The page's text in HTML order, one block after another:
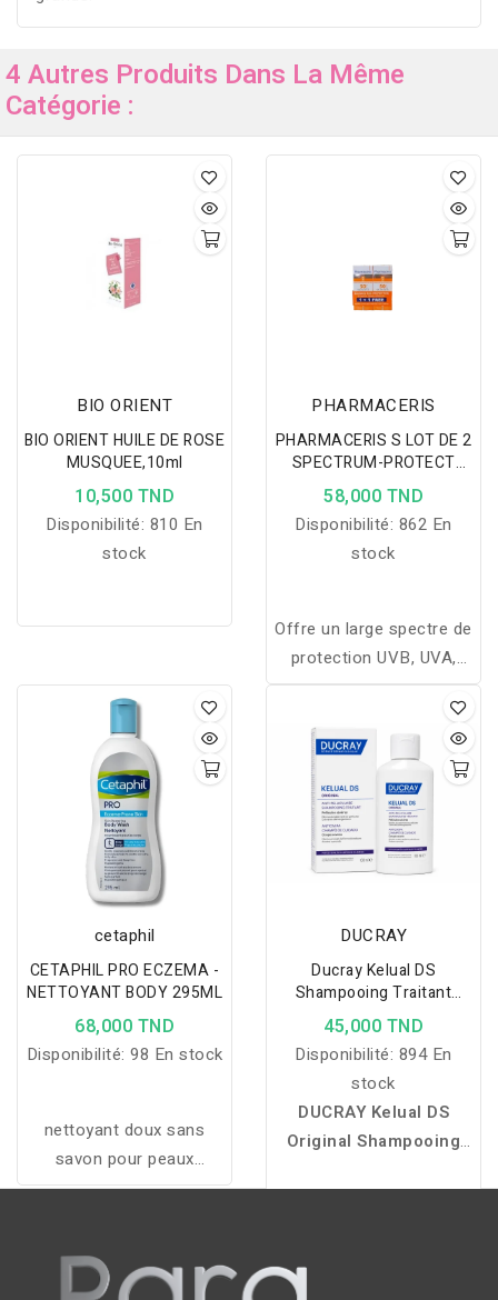
4 Autres Produits Dans La Même
Catégorie :
BIO ORIENT
BIO ORIENT HUILE DE ROSE
MUSQUEE,10ml
10,500 TND
Disponibilité: 810 En
stock
PHARMACERIS
PHARMACERIS S LOT DE 2
SPECTRUM-PROTECT
CRÈME HAUTE
PROTECTION SPF50+
50ML*2
58,000 TND
Disponibilité: 862 En
stock
Offre un large spectre de
protection UVB, UVA,
HEV, IR. Cette crème
possède une texture non
collante, à absorption
rapide, ne graisse pas la
peau, ne cause pas de
points noirs et n'obstrue
pas les pores.
cetaphil
CETAPHIL PRO ECZEMA -
NETTOYANT BODY 295ML
68,000 TND
Disponibilité: 98 En stock
nettoyant doux sans
savon pour peaux
atopiques, hydrate,
première utilisation.
DUCRAY
Ducray Kelual DS
Shampooing Traitant
100ml
45,000 TND
Disponibilité: 894 En
stock
DUCRAY Kelual DS
Original Shampooing
sévères et récurrentes.